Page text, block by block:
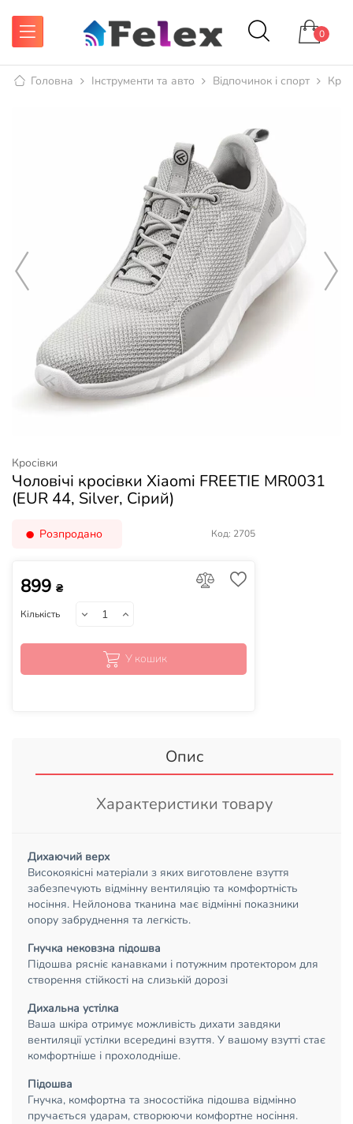
0
Головна Інструменти та авто Відпочинок і спорт
Кросівки
Чоловічі кросівки Xiaomi FREETIE MR0031
(EUR 44, Silver, Сірий)
Розпродано Код: 2705
899 ₴
Кількість
У кошик
Опис
Характеристики товару
Дихаючий верх
Високоякісні матеріали з яких виготовлене взуття
забезпечують відмінну вентиляцію та комфортність
носіння. Нейлонова тканина має відмінні показники
опору забруднення та легкість.
Гнучка нековзна підошва
Підошва рясніє канавками і потужним протектором для
створення стійкості на слизькій дорозі
Дихальна устілка
Ваша шкіра отримує можливість дихати завдяки
вентиляції устілки всередині взуття. У вашому взутті стає
комфортніше і прохолодніше.
Підошва
Гнучка, комфортна та зносостійка підошва відмінно
пручається ударам, створюючи комфортне носіння.